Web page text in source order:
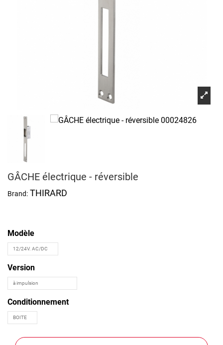
GÂCHE électrique - réversible
Brand: THIRARD
Modèle
Version
Conditionnement